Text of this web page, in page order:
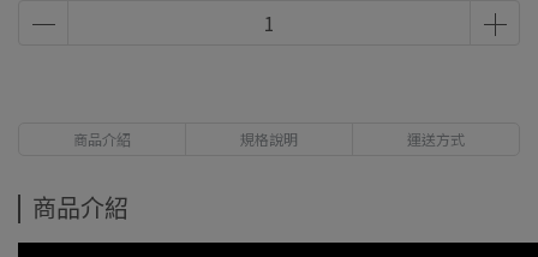
商品介紹 規格說明 運送方式
商品介紹